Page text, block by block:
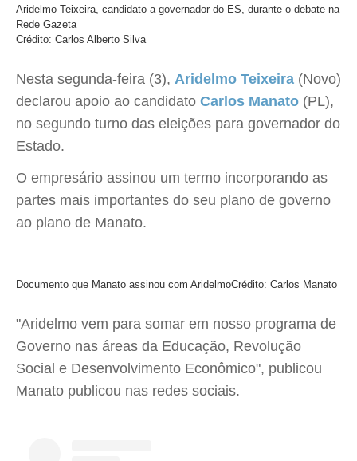
Aridelmo Teixeira, candidato a governador do ES, durante o debate na
Rede Gazeta
Crédito: Carlos Alberto Silva
Nesta segunda-feira (3), Aridelmo Teixeira (Novo)
declarou apoio ao candidato Carlos Manato (PL),
no segundo turno das eleições para governador do
Estado.
O empresário assinou um termo incorporando as
partes mais importantes do seu plano de governo
ao plano de Manato.
Documento que Manato assinou com AridelmoCrédito: Carlos Manato
"Aridelmo vem para somar em nosso programa de
Governo nas áreas da Educação, Revolução
Social e Desenvolvimento Econômico", publicou
Manato publicou nas redes sociais.